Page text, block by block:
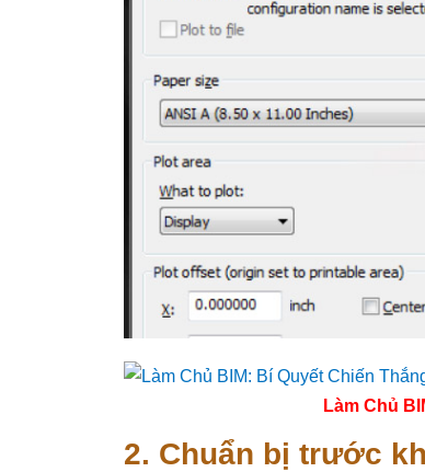
Làm Chủ
2. Chuẩn bị trước